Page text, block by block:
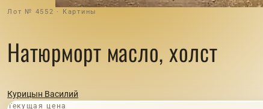
Лот № 4552 · Картины
Натюрморт масло, холст
Курицын Василий
Текущая цена